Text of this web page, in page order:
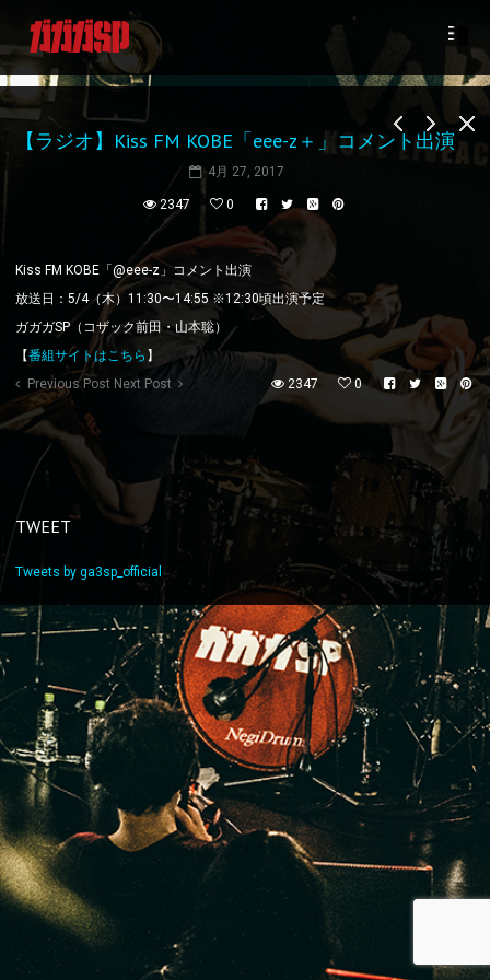
【ラジオ】Kiss FM KOBE「eee-z＋」コメント出演
4月 27, 2017
2347 0
Kiss FM KOBE「@eee-z」コメント出演
放送日：5/4（木）11:30〜14:55 ※12:30頃出演予定
ガガガSP（コザック前田・山本聡）
【番組サイトはこちら 】
Previous Post Next Post 2347 0
TWEET
Tweets by ga3sp_official